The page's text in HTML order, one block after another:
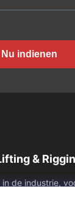
Nu indienen
&
de industrie,
en